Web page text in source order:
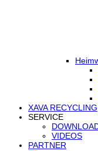
XAVA RECYCLING
SERVICE
VIDEOS
PARTNER